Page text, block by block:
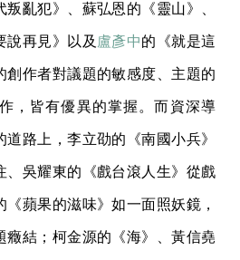
亂犯》、蘇弘恩的《靈山》、
說再見》以及 盧彥中的《就是這
創作者對議題的敏感度、主題的
，皆有優異的掌握。而資深導
路上，李立劭的《南國小兵》
、吳耀東的《戲台滾人生》從戲
蘋果的滋味》如一面照妖鏡，
癥結；柯金源的《海》、黃信堯